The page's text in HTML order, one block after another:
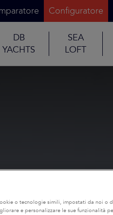
Configuratore
DB
YACHTS
SEA
LOFT
o tecnologie simili, impostati da noi o
e personalizzare le sue funzionalità